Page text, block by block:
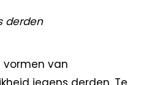
derden
vormen van